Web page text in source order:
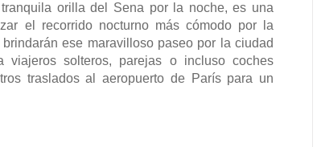
orilla del Sena por la noche, es una
el recorrido nocturno más cómodo por la
ese maravilloso paseo por la ciudad
viajeros solteros, parejas o incluso coches
traslados al aeropuerto de París para un